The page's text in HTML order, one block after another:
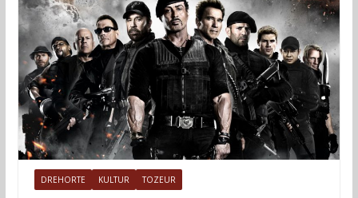
DREHORTE KULTUR TOZEUR